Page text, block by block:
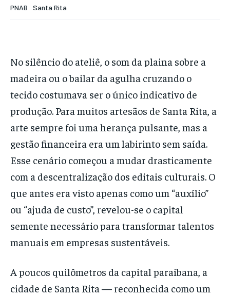
PNAB
Santa Rita
No silêncio do ateliê, o som da plaina sobre a
madeira ou o bailar da agulha cruzando o
tecido costumava ser o único indicativo de
produção. Para muitos artesãos de Santa Rita, a
arte sempre foi uma herança pulsante, mas a
gestão financeira era um labirinto sem saída.
Esse cenário começou a mudar drasticamente
com a descentralização dos editais culturais. O
que antes era visto apenas como um “auxílio”
ou “ajuda de custo”, revelou-se o capital
semente necessário para transformar talentos
manuais em empresas sustentáveis.
A poucos quilômetros da capital paraibana, a
cidade de Santa Rita — reconhecida como um